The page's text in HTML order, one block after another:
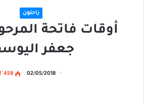
راحلون
أوقات فاتحة
جعفر
02/05/2018